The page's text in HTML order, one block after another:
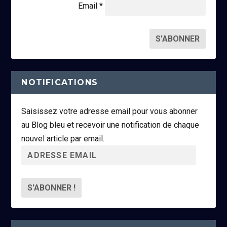
Email *
NOTIFICATIONS
Saisissez votre adresse email pour vous abonner
au Blog bleu et recevoir une notification de chaque
nouvel article par email.
r
s
s